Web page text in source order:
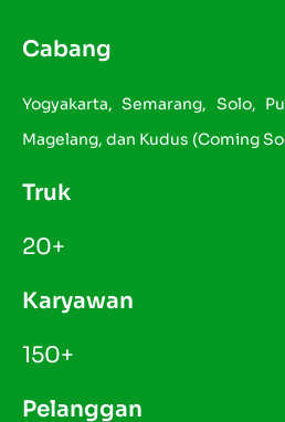
Cabang
Yogyakarta, Semarang, Solo,
Magelang, dan Kudus (Coming
Truk
20+
Karyawan
150+
Pelanggan